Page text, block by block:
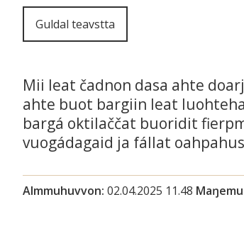
Guldal teavstta
Mii leat čadnon dasa ahte
ahte buot bargiin leat
bargá oktilaččat buoridit
vuogádagaid ja fállat
Almmuhuvvon 02.04.2025 11.48